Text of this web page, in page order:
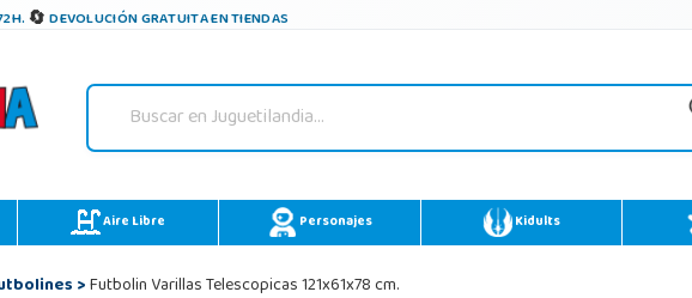
DEVOLUCIÓN GRATUITA EN TIENDAS
Aire Libre Personajes Kidults
>Futbolin Varillas Telescopicas 121x61x78 cm.